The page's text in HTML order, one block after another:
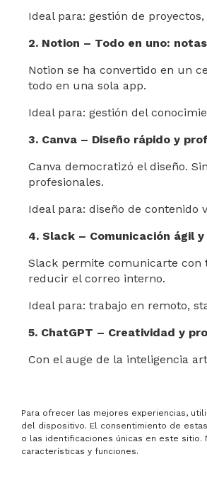
Para ofrecer las mejores experiencias,
del dispositivo. El consentimiento de
o las identificaciones únicas en este
características y funciones.
Ideal para: gestión de
2. Notion – Todo en uno:
Notion se ha convertido en un
todo en una sola app.
Ideal para: gestión del
3. Canva – Diseño rápido y
Canva democratizó el diseño.
profesionales.
Ideal para: diseño de contenido
4. Slack – Comunicación ágil
Slack permite comunicarte con
reducir el correo interno.
Ideal para: trabajo en remoto,
5. ChatGPT – Creatividad y
Con el auge de la inteligencia
6. Google Workspace – Tu
Docs, Sheets, Calendar, Drive